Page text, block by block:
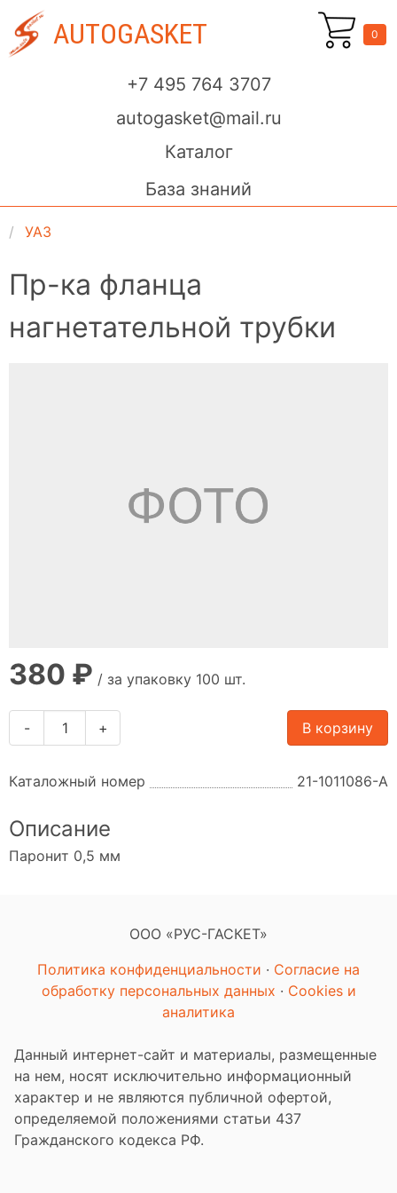
AUTOGASKET
+7 495 764 3707
autogasket@mail.ru
Каталог
База знаний
0
УАЗ
Пр-ка фланца
нагнетательной трубки
380 ₽ / за упаковку 100 шт.
- + В корзину
Каталожный номер 21-1011086-А
Описание
Паронит 0,5 мм
ООО «РУС-ГАСКЕТ»
Политика конфиденциальности · Согласие на
обработку персональных данных · Cookies и
аналитика
Данный интернет-сайт и материалы, размещенные
на нем, носят исключительно информационный
характер и не являются публичной офертой,
определяемой положениями статьи 437
Гражданского кодекса РФ.